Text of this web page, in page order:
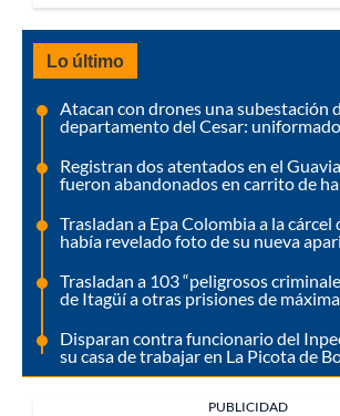
Lo último
Atacan con drones una subestación
departamento del Cesar:
Registran dos atentados en el
fueron abandonados en carrito de
Trasladan a Epa Colombia a la cárcel
había revelado foto de su nueva
Trasladan a 103 “peligrosos
de Itagüí a otras prisiones de
Disparan contra funcionario del
su casa de trabajar en La Picota de
PUBLICIDAD